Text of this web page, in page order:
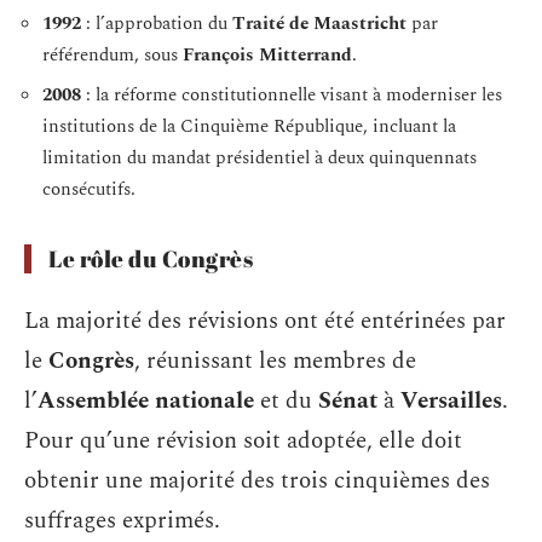
1992 : l’approbation duTraité de Maastricht par
référendum, sousFrançois Mitterrand.
2008 : la réforme constitutionnelle visant à moderniser les
institutions de la Cinquième République, incluant la
limitation du mandat présidentiel à deux quinquennats
consécutifs.
Le rôle du Congrès
La majorité des révisions ont été entérinées par
le Congrès, réunissant les membres de
l’Assemblée nationale et du Sénat àVersailles.
Pour qu’une révision soit adoptée, elle doit
obtenir une majorité des trois cinquièmes des
suffrages exprimés.